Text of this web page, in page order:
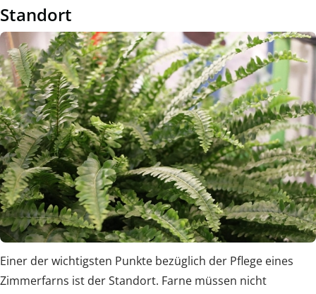
Standort
Einer der wichtigsten Punkte bezüglich der Pflege eines
Zimmerfarns ist der Standort. Farne müssen nicht